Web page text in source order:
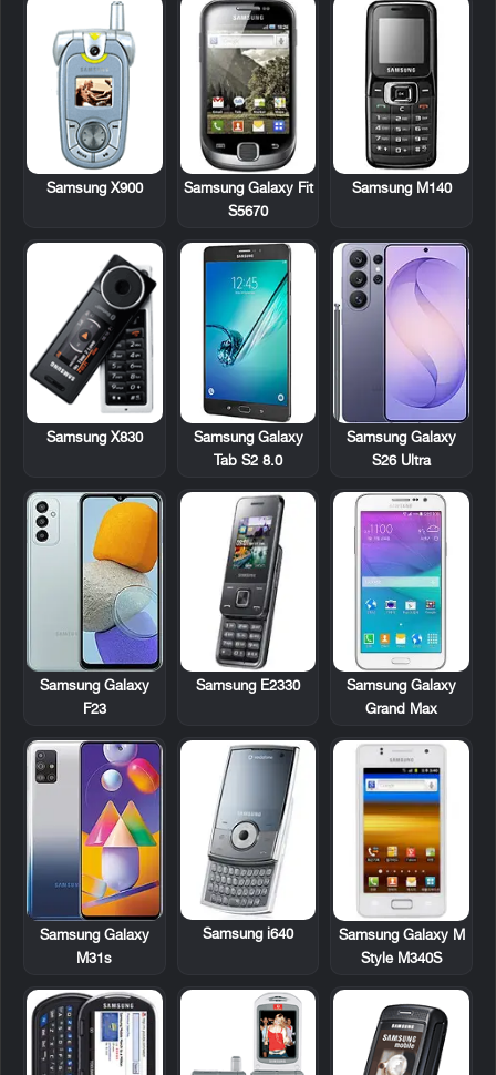
Samsung M140
Samsung Galaxy Fit
S5670
Samsung X900
Samsung Galaxy
S26 Ultra
Samsung Galaxy
Tab S2 8.0
Samsung X830
Samsung Galaxy
Grand Max
Samsung E2330
Samsung Galaxy
F23
Samsung Galaxy M
Style M340S
Samsung i640
Samsung Galaxy
M31s